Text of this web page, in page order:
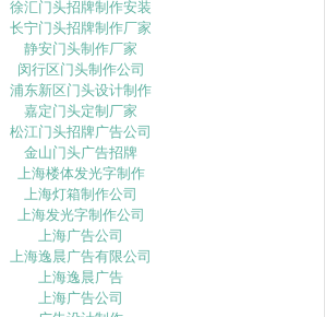
徐汇门头招牌制作安装
长宁门头招牌制作厂家
静安门头制作厂家
闵行区门头制作公司
浦东新区门头设计制作
嘉定门头定制厂家
松江门头招牌广告公司
金山门头广告招牌
上海楼体发光字制作
上海灯箱制作公司
上海发光字制作公司
上海广告公司
上海逸晨广告有限公司
上海逸晨广告
上海广告公司